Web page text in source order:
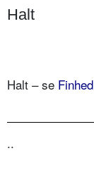
Halt
Halt – se Finhed
..